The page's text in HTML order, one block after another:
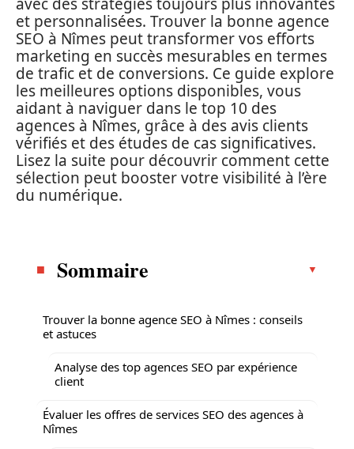
et personnalisées. Trouver la bonne agence
SEO à Nîmes peut transformer vos efforts
marketing en succès mesurables en termes
de trafic et de conversions. Ce guide explore
les meilleures options disponibles, vous
aidant à naviguer dans le top 10 des
agences à Nîmes, grâce à des avis clients
vérifiés et des études de cas significatives.
Lisez la suite pour découvrir comment cette
sélection peut booster votre visibilité à l’ère
du numérique.
Sommaire
Trouver la bonne agence SEO à Nîmes : conseils
et astuces
Analyse des top agences SEO par expérience
client
Évaluer les offres de services SEO des agences à
Nîmes